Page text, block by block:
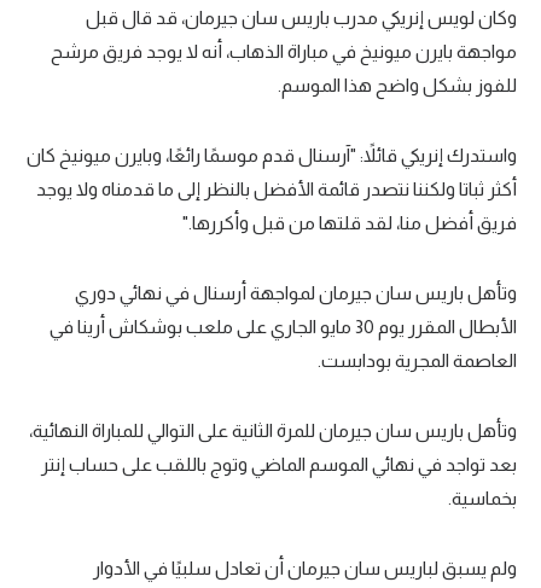
Gamers
ميركاتو
تقرير في الجول
تحليل في الجول
كويز في الجول
وكان لويس إنريكي مدرب باريس سان جيرمان، قد قال قبل
مواجهة بايرن ميونيخ في مباراة الذهاب، أنه لا يوجد فريق مرشح
للفوز بشكل واضح هذا الموسم.
واستدرك إنريكي قائلاً: "آرسنال قدم موسمًا رائعًا، وبايرن ميونيخ كان
أكثر ثباتا ولكننا نتصدر قائمة الأفضل بالنظر إلى ما قدمناه ولا يوجد
فريق أفضل منا، لقد قلتها من قبل وأكررها."
وتأهل باريس سان جيرمان لمواجهة أرسنال في نهائي دوري
الأبطال المقرر يوم 30 مايو الجاري على ملعب بوشكاش أرينا في
العاصمة المجرية بودابست.
وتأهل باريس سان جيرمان للمرة الثانية على التوالي للمباراة النهائية،
بعد تواجد في نهائي الموسم الماضي وتوج باللقب على حساب إنتر
بخماسية.
ولم يسبق لباريس سان جيرمان أن تعادل سلبيًا في الأدوار